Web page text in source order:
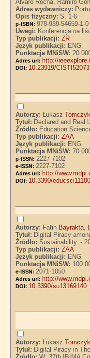
Âlvaro Rocha, Ramiro
Adres wydawniczy:
Opis fizyczny:S. 1-6
p-ISBN:978-989-54659-1-0
Uwagi: Konferencja na
Typ publikacji:ZR
Język publikacji: ENG
Punktacja MNiSW:
Adres url: http://
DOI: 10.23919/
Autorzy:ŁukaszTomczyk
Tytuł: Declared and Real
Źródło: Education
Typ publikacji:ZAA
Język publikacji: ENG
Punktacja MNiSW:
p-ISSN: 2227-7102
e-ISSN: 2227-7102
Adres url: http://
DOI: 10.3390/
Autorzy: Fatih Bayrakta,
Tytuł: Digital Piracy
Źródło:Sustainability. -
Typ publikacji:ZAA
Język publikacji: ENG
Punktacja MNiSW:
e-ISSN: 2071-1050
Adres url: http://
DOI: 10.3390/su13169140
Autorzy:ŁukaszTomczyk
Tytuł: Digital Piracy in